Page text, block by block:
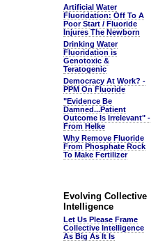
Artificial Water
Fluoridation: Off To A
Poor Start / Fluoride
Injures The Newborn
Drinking Water
Fluoridation is
Genotoxic &
Teratogenic
Democracy At Work? -
PPM On Fluoride
"Evidence Be
Damned...Patient
Outcome Is Irrelevant" -
From Helke
Why Remove Fluoride
From Phosphate Rock
To Make Fertilizer
Evolving Collective
Intelligence
Let Us Please Frame
Collective Intelligence
As Big As It Is